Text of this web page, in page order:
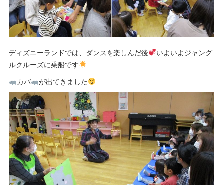
ディズニーランドでは、ダンスを楽しんだ後
いよいよジャング
ルクルーズに乗船です
カバ が出てきました